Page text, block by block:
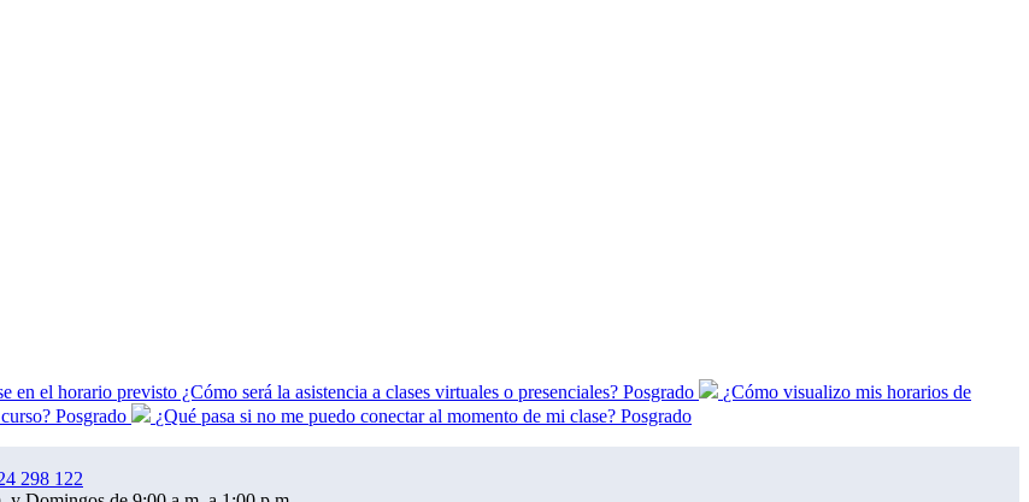
en el horario previsto ¿Cómo será la asistencia a clases virtuales o presenciales? Posgrado
¿Cómo visualizo mis horarios de
Posgrado
¿Qué pasa si no me puedo conectar al momento de mi clase? Posgrado
298 122